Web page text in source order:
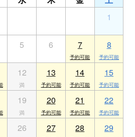
1
5 6 7 8
12 13 14 15
19 20 21 22
26 27 28 29